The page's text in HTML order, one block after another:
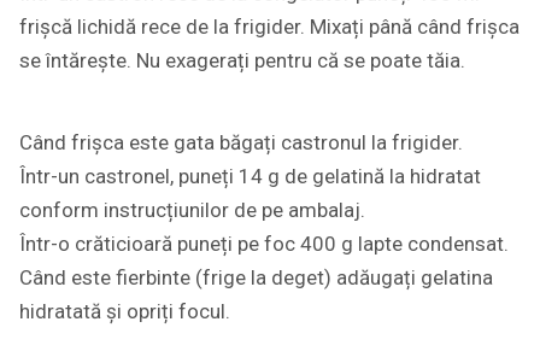
frișcă lichidă rece de la frigider. Mixați până când frișca
se întărește. Nu exagerați pentru că se poate tăia.
Când frișca este gata băgați castronul la frigider.
Într-un castronel, puneți 14 g de gelatină la hidratat
conform instrucțiunilor de pe ambalaj.
Într-o crăticioară puneți pe foc 400 g lapte condensat.
Când este fierbinte (frige la deget) adăugați gelatina
hidratată și opriți focul.